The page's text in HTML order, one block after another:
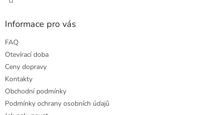
Informace pro vás
FAQ
Otevírací doba
Ceny dopravy
Kontakty
Obchodní podmínky
Podmínky ochrany osobních údajů